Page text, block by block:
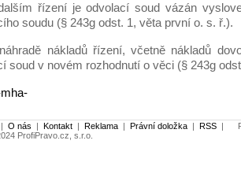
řízení je odvolací soud vázán
soudu (§ 243g odst. 1, věta první o. s. ř.).
nákladů řízení, včetně nákladů
soud v novém rozhodnutí o věci (§ 243g
| O nás | Kontakt | Reklama | Právní doložka | RSS |
ProfiPravo.cz, s.r.o.